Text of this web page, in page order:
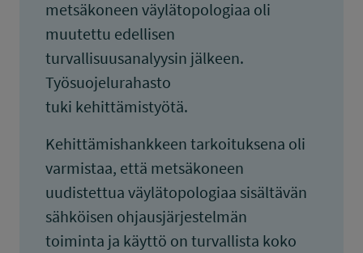
metsäkoneen väylätopologiaa oli
muutettu edellisen
turvallisuusanalyysin jälkeen.
Työsuojelurahasto
tuki kehittämistyötä.
Kehittämishankkeen tarkoituksena oli
varmistaa, että metsäkoneen
uudistettua väylätopologiaa sisältävän
sähköisen ohjausjärjestelmän
toiminta ja käyttö on turvallista koko